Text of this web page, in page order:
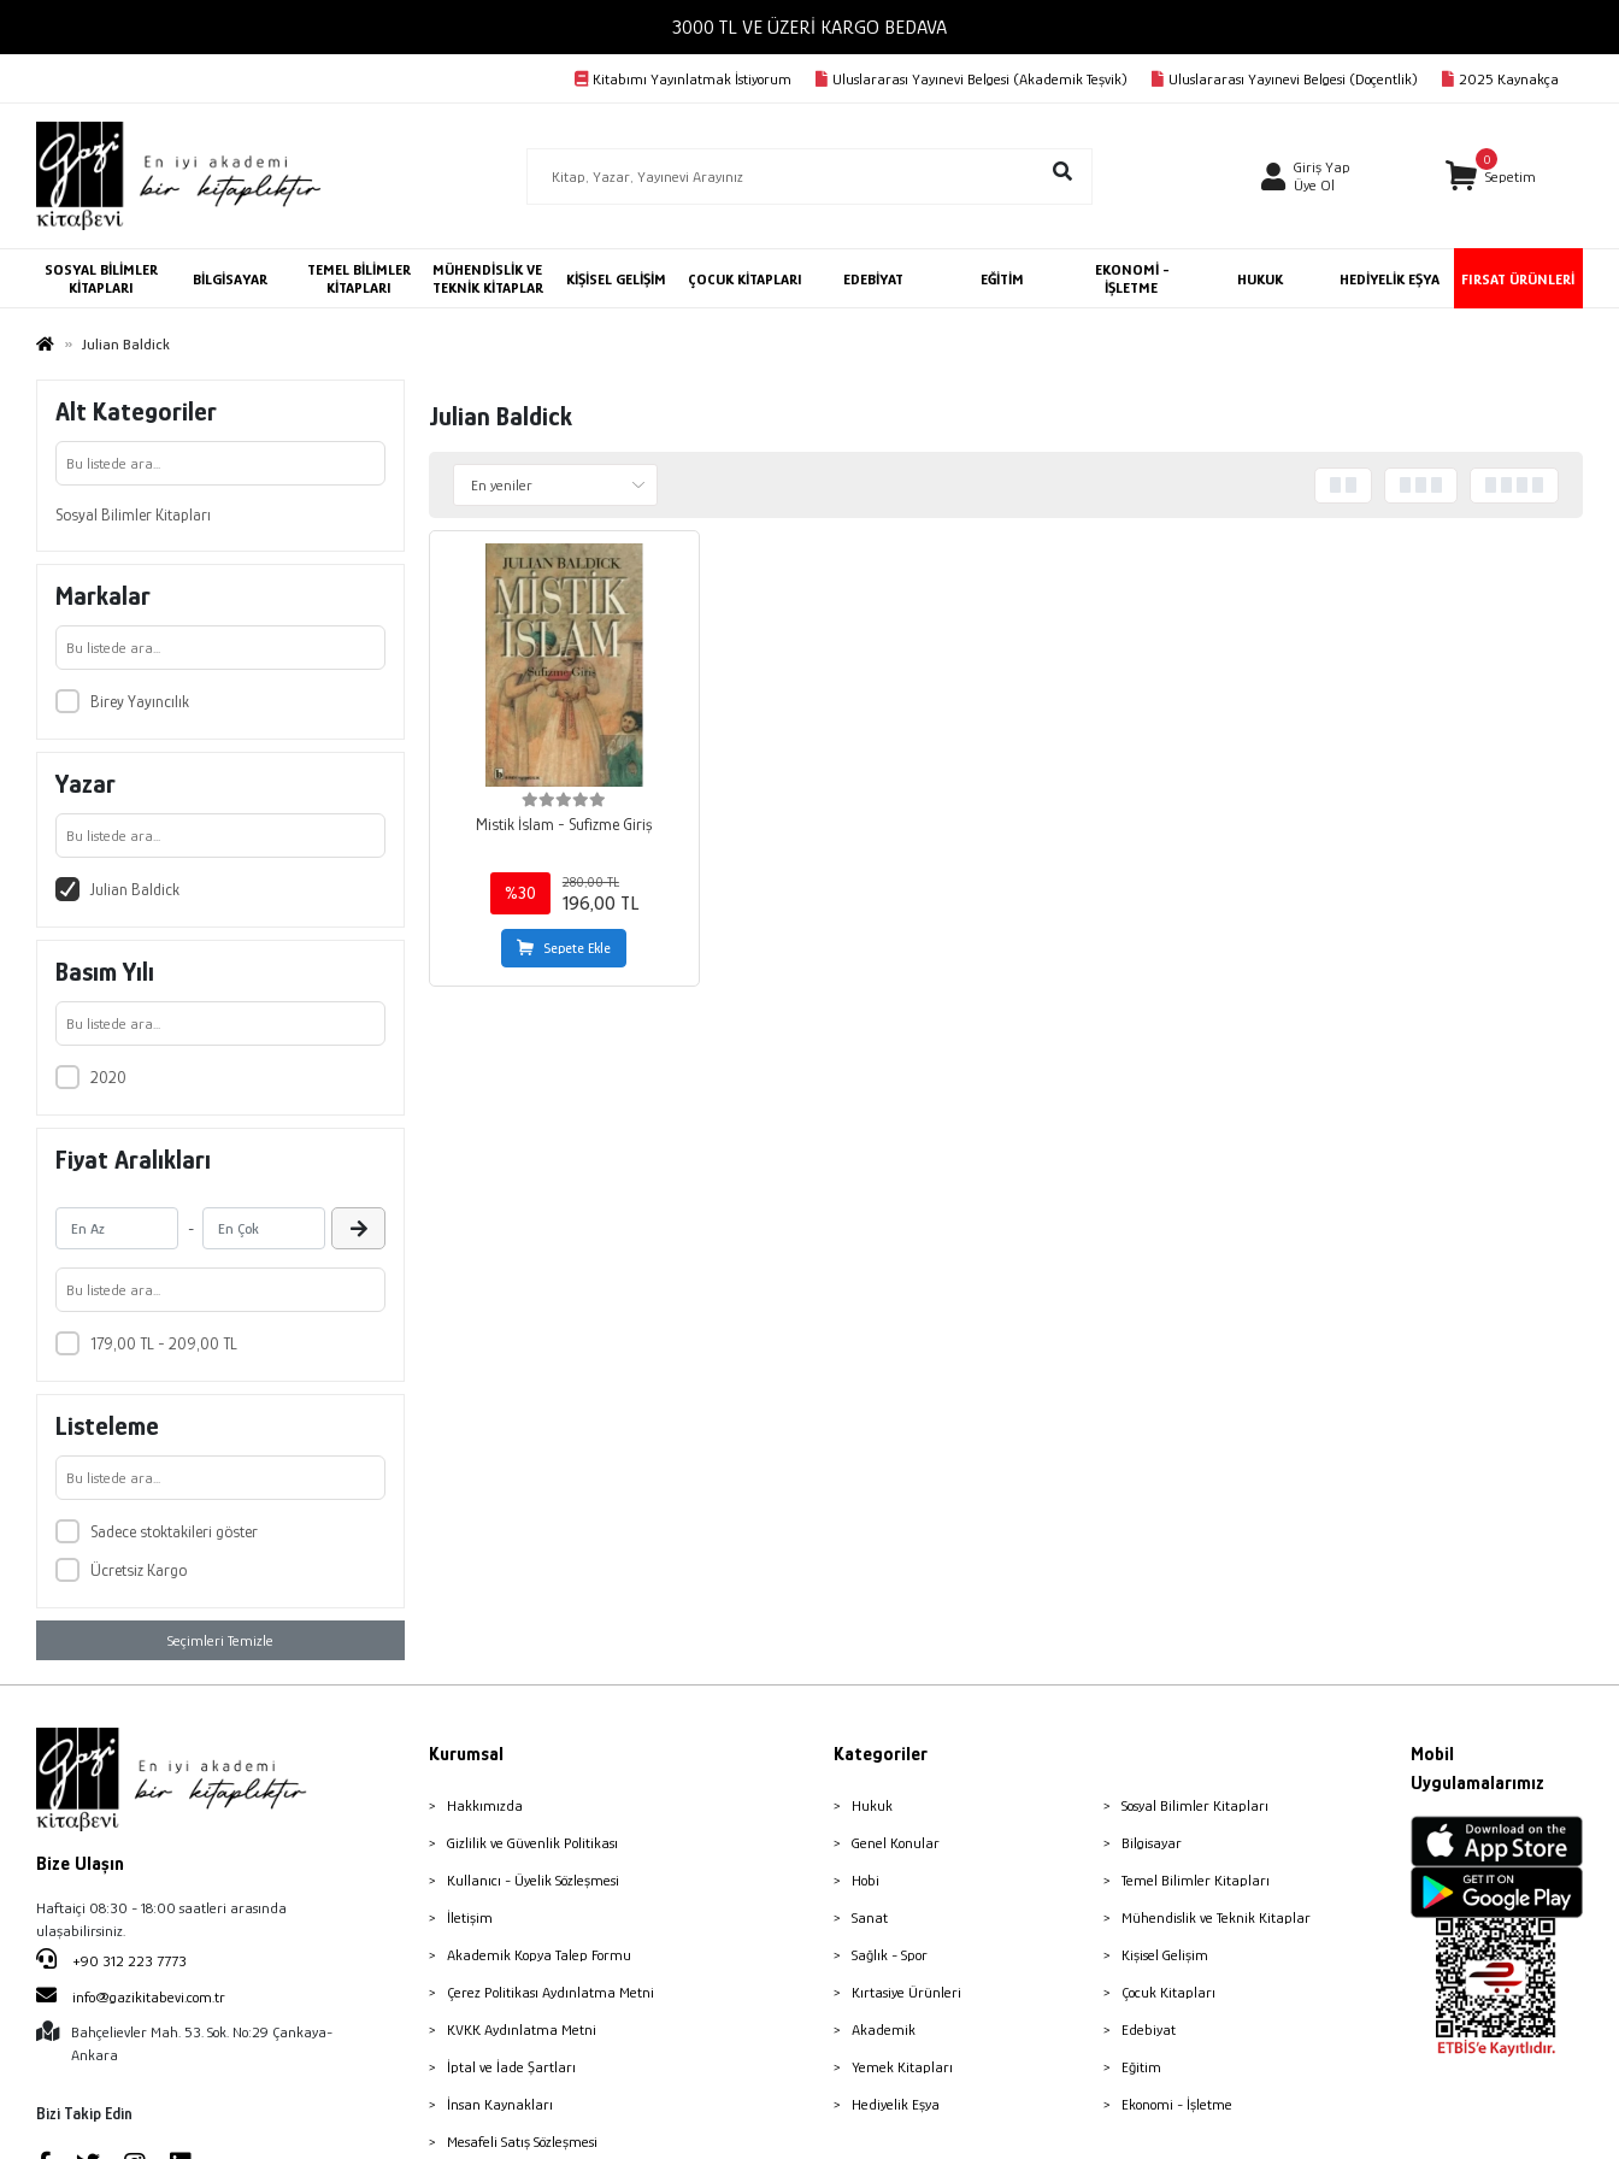
3000 TL VE ÜZERİ KARGO BEDAVA
Kitabımı Yayınlatmak İstiyorum Uluslararası Yayınevi Belgesi (Akademik Teşvik) Uluslararası Yayınevi Belgesi (Doçentlik) 2025 Kaynakça
Giriş Yap
Üye Ol
0
Sepetim
SOSYAL BİLİMLER
KİTAPLARI
BİLGİSAYAR
TEMEL BİLİMLER
KİTAPLARI
MÜHENDİSLİK VE
TEKNİK KİTAPLAR
KİŞİSEL GELİŞİM ÇOCUK KİTAPLARI EDEBİYAT EĞİTİM
EKONOMİ -
İŞLETME
HUKUK HEDİYELİK EŞYA FIRSAT ÜRÜNLERİ
Julian Baldick
Alt Kategoriler
Sosyal Bilimler Kitapları
Markalar
Birey Yayıncılık
Yazar
Julian Baldick
Basım Yılı
2020
Fiyat Aralıkları
-
179,00 TL - 209,00 TL
Listeleme
Sadece stoktakileri göster
Ücretsiz Kargo
Seçimleri Temizle
Julian Baldick
Mistik İslam - Sufizme Giriş
%30
280,00 TL
196,00 TL
Sepete Ekle
Bize Ulaşın
Haftaiçi 08:30 - 18:00 saatleri arasında
ulaşabilirsiniz.
+90 312 223 7773
info@gazikitabevi.com.tr
Bahçelievler Mah. 53. Sok. No:29 Çankaya-
Ankara
Bizi Takip Edin
Kurumsal
Hakkımızda
Gizlilik ve Güvenlik Politikası
Kullanıcı - Üyelik Sözleşmesi
İletişim
Akademik Kopya Talep Formu
Çerez Politikası Aydınlatma Metni
KVKK Aydınlatma Metni
İptal ve İade Şartları
İnsan Kaynakları
Mesafeli Satış Sözleşmesi
Kategoriler
Hukuk
Genel Konular
Hobi
Sanat
Sağlık - Spor
Kırtasiye Ürünleri
Akademik
Yemek Kitapları
Hediyelik Eşya
Sosyal Bilimler Kitapları
Bilgisayar
Temel Bilimler Kitapları
Mühendislik ve Teknik Kitaplar
Kişisel Gelişim
Çocuk Kitapları
Edebiyat
Eğitim
Ekonomi - İşletme
Mobil
Uygulamalarımız